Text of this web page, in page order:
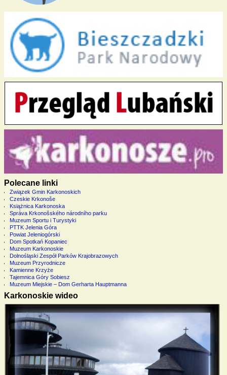
Polecane linki
Związek Gmin Karkonoskich
Czeskie Krkonoše
Książnica Karkonoska
Správa Krkonošského národního parku
Muzeum Sportu i Turystyki
PTTK Jelenia Góra
Powiat Jeleniogórski
Dom Spotkań Kopaniec
Muzeum Karkonoskie
Dolnośląski Zespół Parków Krajobrazowych
Muzeum Przyrodnicze
Kamienne Krzyże
Tajemnica Góry Sobiesz
Muzeum Miejskie – Dom Gerharta Hauptmanna
Karkonoskie wideo